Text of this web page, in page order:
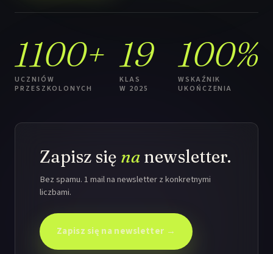
1100+
UCZNIÓW
PRZESZKOLONYCH
19
KLAS
W 2025
100%
WSKAŹNIK
UKOŃCZENIA
Zapisz się na newsletter.
Bez spamu. 1 mail na newsletter z konkretnymi
liczbami.
Zapisz się na newsletter →